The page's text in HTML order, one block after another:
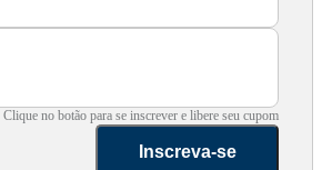
Clique no botão para se inscrever e libere seu cupom
Inscreva-se